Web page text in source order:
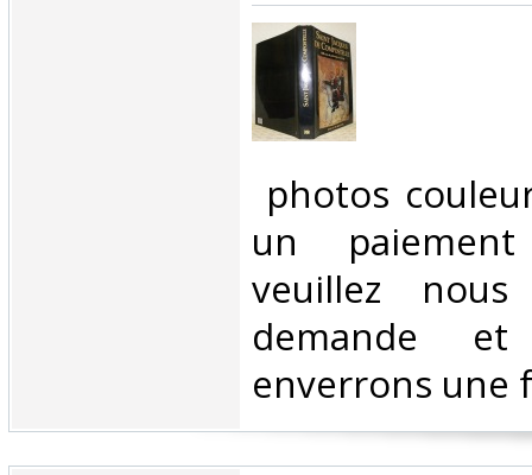
photos
un
veuillez
demande
enverrons une